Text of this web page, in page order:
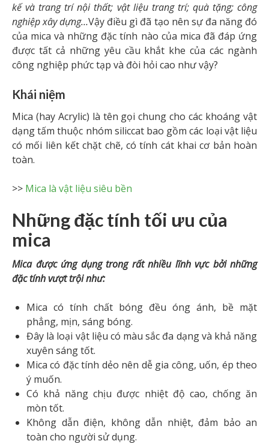
kế và trang trí nội thất; vật liệu trang trí; quà tặng; công
nghiệp xây dựng…Vậy điều gì đã tạo nên sự đa năng đó
của mica và những đặc tính nào của mica đã đáp ứng
được tất cả những yêu cầu khắt khe của các ngành
công nghiệp phức tạp và đòi hỏi cao như vậy?
Khái niệm
Mica (hay Acrylic) là tên gọi chung cho các khoáng vật
dạng tấm thuộc nhóm siliccat bao gồm các loại vật liệu
có mối liên kết chặt chẽ, có tính cát khai cơ bản hoàn
toàn.
>> Mica là vật liệu siêu bền
Những đặc tính tối ưu của
mica
Mica được ứng dụng trong rất nhiều lĩnh vực bởi những
đặc tính vượt trội như:
Mica có tính chất bóng đều óng ánh, bề mặt
phẳng, mịn, sáng bóng.
Đây là loại vật liệu có màu sắc đa dạng và khả năng
xuyên sáng tốt.
Mica có đặc tính dẻo nên dễ gia công, uốn, ép theo
ý muốn.
Có khả năng chịu được nhiệt độ cao, chống ăn
mòn tốt.
Không dẫn điện, không dẫn nhiệt, đảm bảo an
toàn cho người sử dụng.